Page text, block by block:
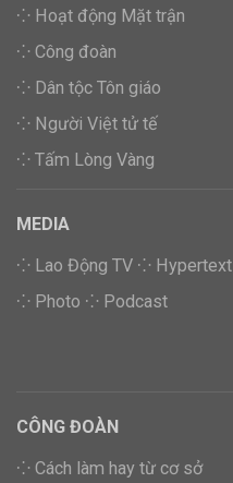
⁘ Hoạt động Mặt trận
⁘ Công đoàn
⁘ Dân tộc Tôn giáo
⁘ Người Việt tử tế
⁘ Tấm Lòng Vàng
MEDIA
⁘ Lao Động TV ⁘ Hypertext
⁘ Photo ⁘ Podcast
CÔNG ĐOÀN
⁘ Cách làm hay từ cơ sở